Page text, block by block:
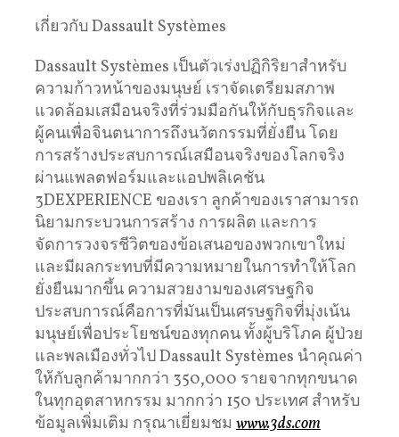
เกี่ยวกับ Dassault Systèmes
Dassault Systèmes เป็นตัวเร่งปฏิกิริยาสำหรับ
ความก้าวหน้าของมนุษย์ เราจัดเตรียมสภาพ
แวดล้อมเสมือนจริงที่ร่วมมือกันให้กับธุรกิจและ
ผู้คนเพื่อจินตนาการถึงนวัตกรรมที่ยั่งยืน โดย
การสร้างประสบการณ์เสมือนจริงของโลกจริง
ผ่านแพลตฟอร์มและแอปพลิเคชัน
3DEXPERIENCE ของเรา ลูกค้าของเราสามารถ
นิยามกระบวนการสร้าง การผลิต และการ
จัดการวงจรชีวิตของข้อเสนอของพวกเขาใหม่
และมีผลกระทบที่มีความหมายในการทำให้โลก
ยั่งยืนมากขึ้น ความสวยงามของเศรษฐกิจ
ประสบการณ์คือการที่มันเป็นเศรษฐกิจที่มุ่งเน้น
มนุษย์เพื่อประโยชน์ของทุกคน ทั้งผู้บริโภค ผู้ป่วย
และพลเมืองทั่วไป Dassault Systèmes นำคุณค่า
ให้กับลูกค้ามากกว่า 350,000 รายจากทุกขนาด
ในทุกอุตสาหกรรม มากกว่า 150 ประเทศ สำหรับ
ข้อมูลเพิ่มเติม กรุณาเยี่ยมชม www.3ds.com